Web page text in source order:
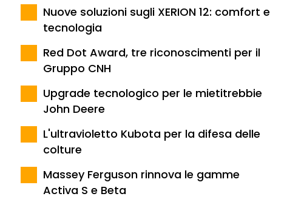
Nuove soluzioni sugli XERION 12: comfort e
tecnologia
Red Dot Award, tre riconoscimenti per il
Gruppo CNH
Upgrade tecnologico per le mietitrebbie
John Deere
L'ultravioletto Kubota per la difesa delle
colture
Massey Ferguson rinnova le gamme
Activa S e Beta